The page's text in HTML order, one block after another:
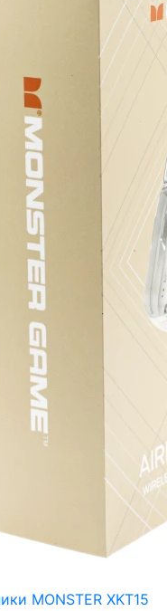
MONSTER XKT15